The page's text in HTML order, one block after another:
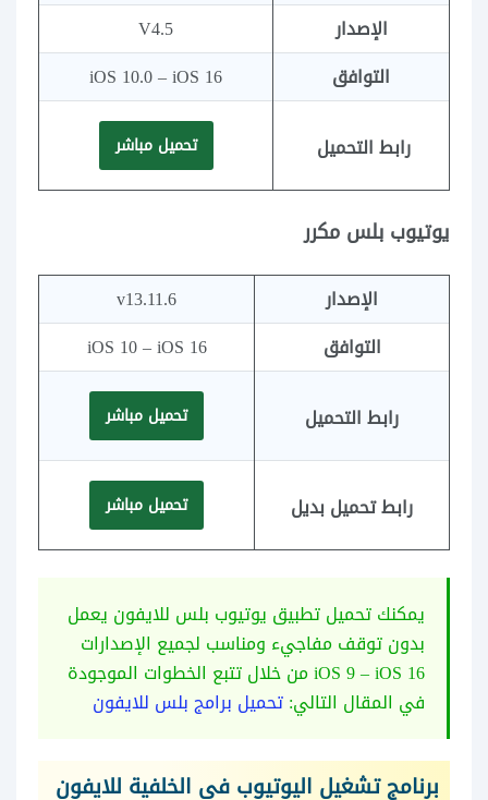
الإصدار
V4.5
التوافق
iOS 10.0 – iOS 16
رابط التحميل تحميل مباشر
يوتيوب بلس مكرر
الإصدار
v13.11.6
التوافق
iOS 10 – iOS 16
رابط التحميل تحميل مباشر
رابط تحميل بديل تحميل مباشر
يمكنك تحميل تطبيق يوتيوب بلس للايفون يعمل
بدون توقف مفاجيء ومناسب لجميع الإصدارات
iOS 9 – iOS 16 من خلال تتبع الخطوات الموجودة
في المقال التالي:تحميل برامج بلس للايفون
برنامج تشغيل اليوتيوب في الخلفية للايفون